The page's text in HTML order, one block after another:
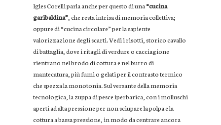
Igles Corelli parla anche per questo di una“cucina
garibaldina”, che resta intrisa di memoria collettiva;
oppure di “cucina circolare” per la sapiente
valorizzazione degli scarti. Vedi i risotti, storico cavallo
di battaglia, dove i ritagli di verdure o cacciagione
rientrano nel brodo di cottura e nel burro di
mantecatura, più fumi o gelati per il contrasto termico
che spezza la monotonia. Sul versante della memoria
tecnologica, la zuppa di pesce iperbarica, con i molluschi
aperti ad alta pressione per non sciupare la polpa e la
cottura a bassa pressione, in modo da centrare ancora